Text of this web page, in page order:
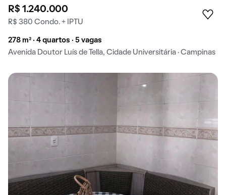
R$ 1.240.000
R$ 380 Condo. + IPTU
278 m² · 4 quartos · 5 vagas
Avenida Doutor Luís de Tella, Cidade Universitária · Campinas